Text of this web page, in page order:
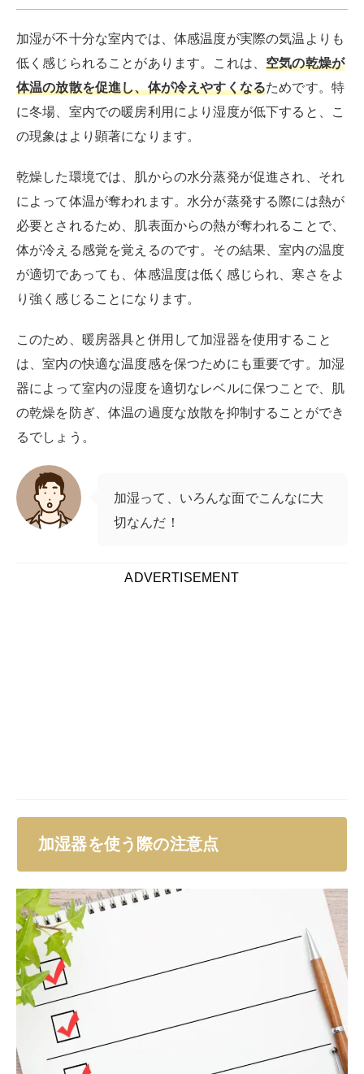
加湿が不十分な室内では、体感温度が実際の気温よりも
低く感じられることがあります。これは、空気の乾燥が
体温の放散を促進し、体が冷えやすくなるためです。特
に冬場、室内での暖房利用により湿度が低下すると、こ
の現象はより顕著になります。
乾燥した環境では、肌からの水分蒸発が促進され、それ
によって体温が奪われます。水分が蒸発する際には熱が
必要とされるため、肌表面からの熱が奪われることで、
体が冷える感覚を覚えるのです。その結果、室内の温度
が適切であっても、体感温度は低く感じられ、寒さをよ
り強く感じることになります。
このため、暖房器具と併用して加湿器を使用すること
は、室内の快適な温度感を保つためにも重要です。加湿
器によって室内の湿度を適切なレベルに保つことで、肌
の乾燥を防ぎ、体温の過度な放散を抑制することができ
るでしょう。
加湿って、いろんな面でこんなに大
切なんだ！
ADVERTISEMENT
加湿器を使う際の注意点